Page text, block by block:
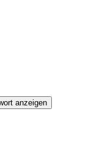
anzeigen